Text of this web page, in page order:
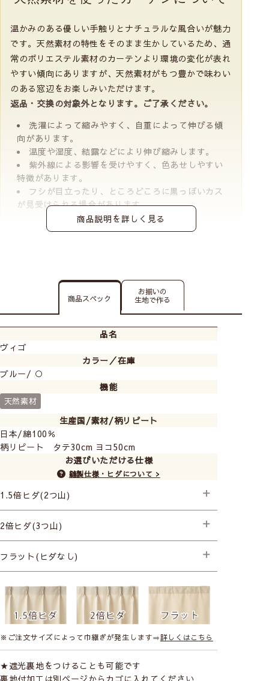
温かみのある優しい手触りとナチュラルな風合いが魅力
です。天然素材の特性をそのまま生かしているため、通
常のポリエステル素材のカーテンより環境の変化が表れ
やすい傾向にありますが、天然素材がもつ豊かで味わい
のある窓辺をお楽しみいただけます。
返品・交換の対象外となります。ご了承ください。
洗濯によって縮みやすく、自重によって伸びる傾
向があります。
温度や湿度、結露などにより伸び縮みします。
紫外線による影響を受けやすく、色あせしやすい
特徴があります。
フシが目立ったり、ところどころに黒っぽいカス
が見受けられる場合があります。
商品説明を詳しく見る
商品スペック
お揃いの
生地で作る
品名
ヴィゴ
カラー／在庫
ブルー/ ○
機能
天然素材
生産国/素材/柄リピート
日本/綿100％
柄リピート タテ30cm ヨコ50cm
お選びいただける仕様
縫製仕様・ヒダについて >
1.5倍ヒダ(2つ山)
├プレミアム縫製
2倍ヒダ(3つ山)
├プレミアム縫製
フラット(ヒダなし)
※ご注文サイズによって巾継ぎが発生します⇒詳しくはこちら
★遮光裏地をつけることも可能です
裏地付加工は別ページからカゴに入れてください